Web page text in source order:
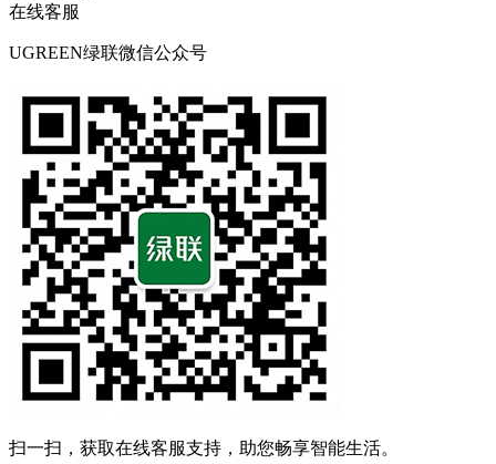
在线客服
UGREEN绿联微信公众号
扫一扫，获取在线客服支持，助您畅享智能生活。